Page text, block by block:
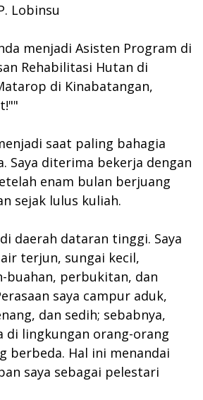
Lobinsu
menjadi Asisten Program di
Rehabilitasi Hutan di
di Kinabatangan,
saat paling bahagia
Saya diterima bekerja dengan
enam bulan berjuang
sejak lulus kuliah.
daerah dataran tinggi. Saya
terjun, sungai kecil,
buahan, perbukitan, dan
saya campur aduk,
dan sedih; sebabnya,
di lingkungan orang-orang
berbeda. Hal ini menandai
saya sebagai pelestari